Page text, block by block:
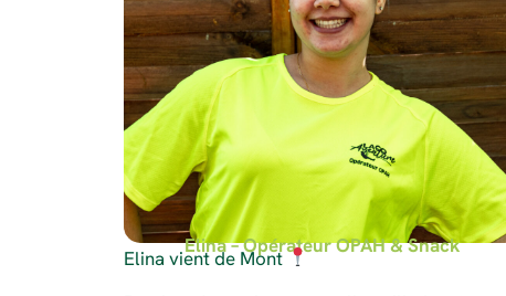
Elina – Opérateur OPAH & Snack
Elina vient de Mont